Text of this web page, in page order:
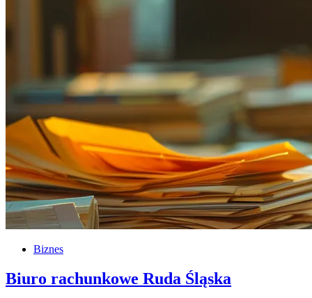
Biznes
Biuro rachunkowe Ruda Śląska